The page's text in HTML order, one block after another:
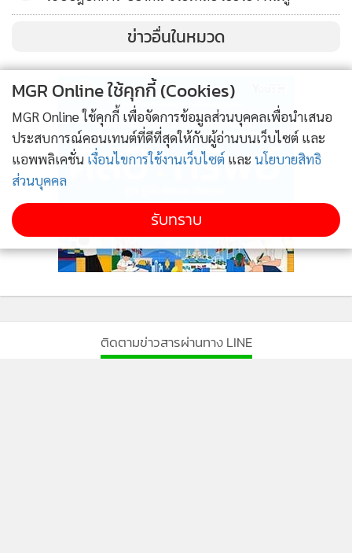
ข่าวอื่นในหมวด
ติดตามข่าวสารผ่านทาง LINE
MGR Online ใช้คุกกี้ (Cookies)
MGR Online ใช้คุกกี้ เพื่อจัดการข้อมูลส่วนบุคคลเพื่อนำเสนอ
ประสบการณ์คอนเทนต์ที่ดีที่สุดให้กับผู้อ่านบนเว็บไซต์ และ
แอพพลิเคชั่น เงื่อนไขการใช้งานเว็บไซต์ และ นโยบายสิทธิ
ส่วนบุคคล
รับทราบ